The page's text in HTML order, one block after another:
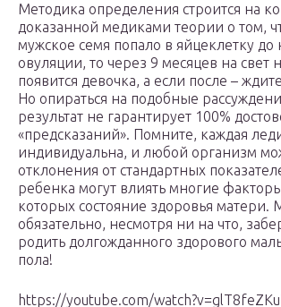
Методика определения строится на
доказанной медиками теории о том,
мужское семя попало в яйцеклетку до
овуляции, то через 9 месяцев на свет
появится девочка, а если после –
Но опираться на подобные
результат не гарантирует 100%
«предсказаний». Помните, каждая
индивидуальна, и любой организм
отклонения от стандартных
ребенка могут влиять многие
которых состояние здоровья
обязательно, несмотря ни на что,
родить долгожданного здорового
пола!
https://youtube.com/